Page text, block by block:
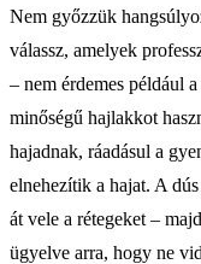
Nem győzzük
válassz, amelyek
– nem érdemes például
minőségű hajlakkot
hajadnak, ráadásul a
elnehezítik a hajat. A
át vele a rétegeket –
ügyelve arra, hogy ne